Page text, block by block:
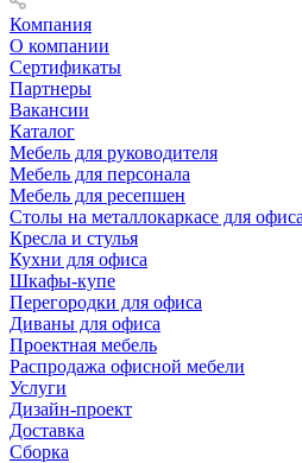
Компания
О компании
Сертификаты
Партнеры
Вакансии
Каталог
Мебель для руководителя
Мебель для персонала
Мебель для ресепшен
Столы на металлокаркасе для офиса
Кресла и стулья
Кухни для офиса
Шкафы-купе
Перегородки для офиса
Диваны для офиса
Проектная мебель
Распродажа офисной мебели
Услуги
Дизайн-проект
Доставка
Сборка